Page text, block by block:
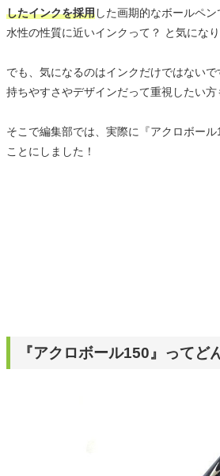
したインクを採用した画期的なボールペ
水性の性質に近いインクって？ と気にな
でも、気になるのはインクだけではない
持ちやすさやデザインだって重視したい方
そこで編集部では、実際に『アクロボー
ことにしました！
『アクロボール150』ってど